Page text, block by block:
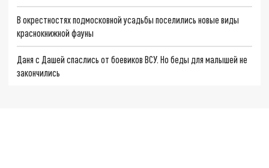
В окрестностях подмосковной усадьбы поселились новые виды
краснокнижной фауны
Даня с Дашей спаслись от боевиков ВСУ. Но беды для малышей не
закончились